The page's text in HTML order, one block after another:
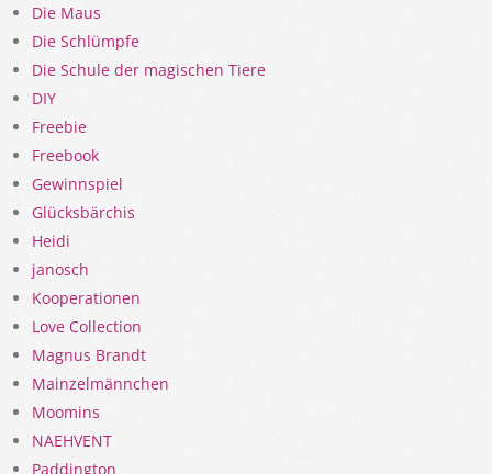
Die Maus
Die Schlümpfe
Die Schule der magischen Tiere
DIY
Freebie
Freebook
Gewinnspiel
Glücksbärchis
Heidi
janosch
Kooperationen
Love Collection
Magnus Brandt
Mainzelmännchen
Moomins
NAEHVENT
Paddington